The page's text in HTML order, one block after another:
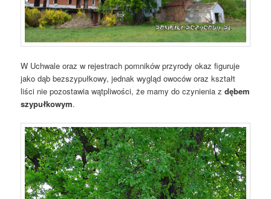
W Uchwale oraz w rejestrach pomników przyrody okaz figuruje
jako dąb bezszypułkowy, jednak wygląd owoców oraz kształt
liści nie pozostawia wątpliwości, że mamy do czynienia zdębem
szypułkowym.